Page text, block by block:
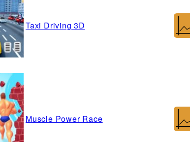
Taxi Driving 3D
Muscle Power Race